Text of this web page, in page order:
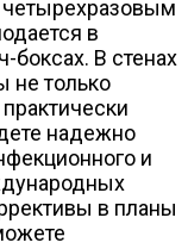
четырехразовым
в
боксах. В стенах
не только
надежно
и
в планы